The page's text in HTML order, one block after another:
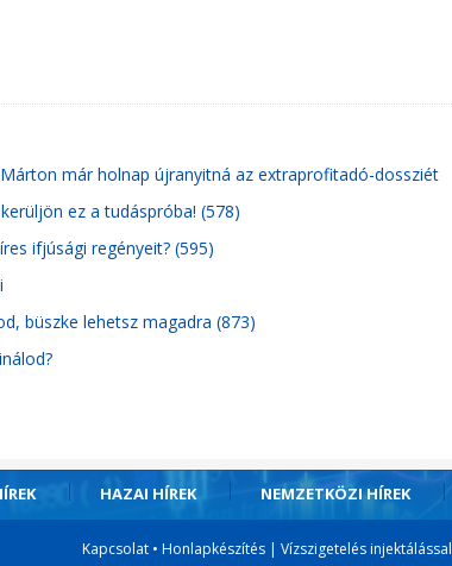
már holnap újranyitná az extraprofitadó-dossziét
ez a tudáspróba! (578)
ifjúsági regényeit? (595)
büszke lehetsz magadra (873)
HAZAI HÍREK NEMZETKÖZI HÍREK
Kapcsolat• Honlapkészítés| Vízszigetelés injektálással